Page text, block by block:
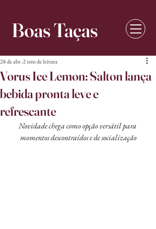
Boas Taças
Vorus Ice Lemon: Salton lança
bebida pronta leve e
refrescante
28 de abr.2 min de leitura
Novidade chega como opção versátil para
momentos descontraídos e de socialização